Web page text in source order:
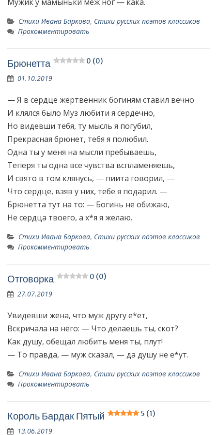
Стихи Ивана Баркова, Стихи русских поэтов классиков
Прокомментировать
Брюнетта 0 (0)
01.10.2019
— Я в сердце жертвенник богиням ставил вечно
И клялся было Муз любити я сердечно,
Но видевши тебя, ту мысль я погубил,
Прекрасная брюнет, тебя я полюбил.
Одна ты у меня на мысли пребываешь,
Теперя ты одна все чувства вспламеняешь,
И свято в том клянусь, — пиита говорил, —
Что сердце, взяв у них, тебе я подарил. —
Брюнетта тут на то: — Богинь не обижаю,
Не сердца твоего, а х*я я желаю.
Стихи Ивана Баркова, Стихи русских поэтов классиков
Прокомментировать
Отговорка 0 (0)
27.07.2019
Увидевши жена, что муж другу е*ет,
Вскричала на него: — Что делаешь ты, скот?
Как душу, обещал любить меня ты, плут!
— То правда, — муж сказал, — да душу не е*ут.
Стихи Ивана Баркова, Стихи русских поэтов классиков
Прокомментировать
Король Бардак Пятый 5 (1)
13.06.2019